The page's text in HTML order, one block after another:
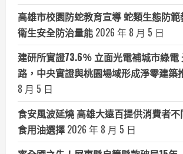
高雄市校園防蛇教育宣導 蛇類生態防
衛生安全防治量能 2026 年 8 月 5 日
建研所實證73.6％ 立面光電補城市綠
路，中央實證與桃園場域形成淨零建築
8 月 5 日
食安風波延燒 高雄大遠百提供消費者
食用油選擇 2026 年 8 月 5 日